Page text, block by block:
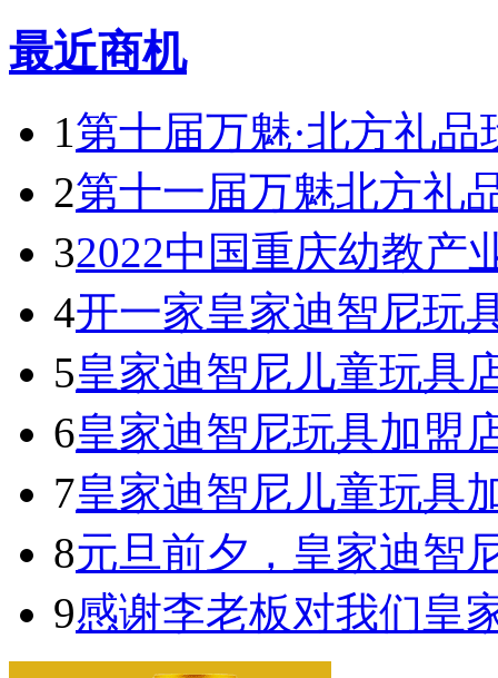
最近商机
1第十届万魅·北方礼
2第十一届万魅北方礼
32022中国重庆幼教产
4开一家皇家迪智尼玩
5皇家迪智尼儿童玩具
6皇家迪智尼玩具加盟
7皇家迪智尼儿童玩具
8元旦前夕，皇家迪智
9感谢李老板对我们皇